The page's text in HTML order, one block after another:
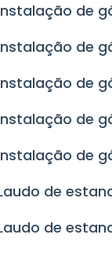
Instalação de
Instalação de
Instalação de
Instalação de
Instalação de
Laudo de
Laudo de